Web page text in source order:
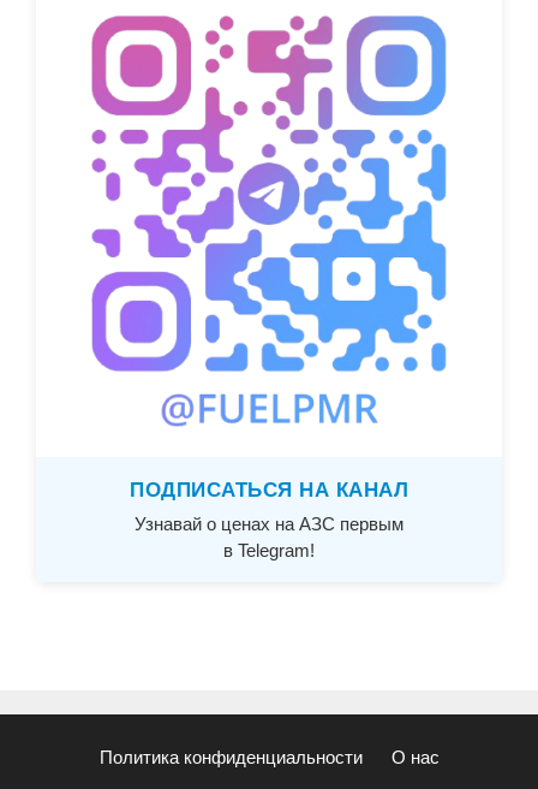
ПОДПИСАТЬСЯ НА КАНАЛ
Узнавай о ценах на АЗС первым
в Telegram!
Политика конфиденциальности О нас